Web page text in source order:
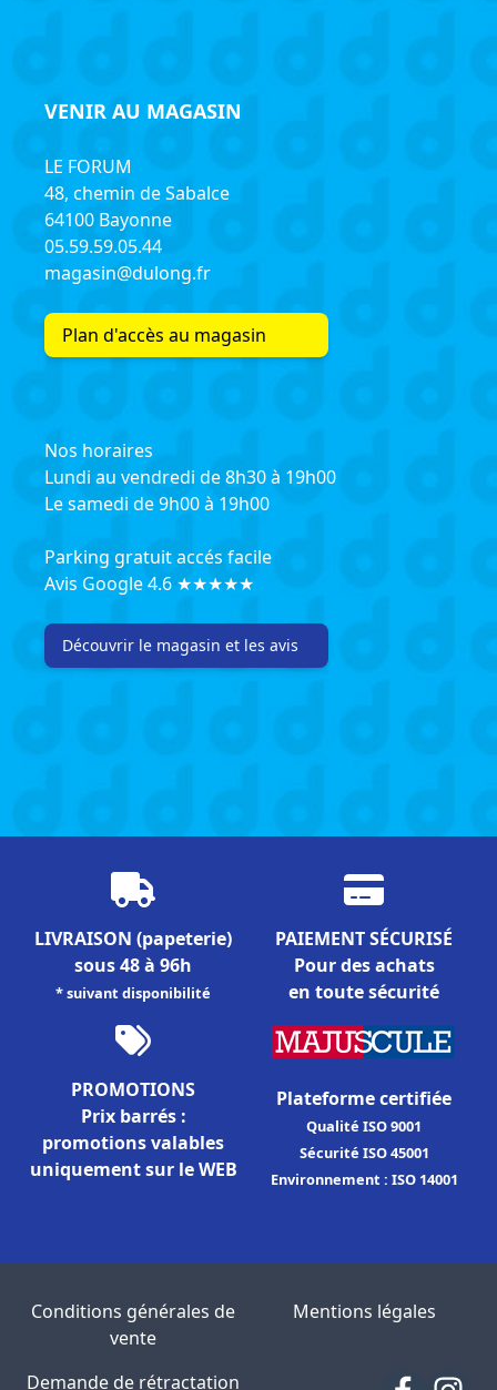
VENIR AU MAGASIN
LE FORUM
48, chemin de Sabalce
64100 Bayonne
05.59.59.05.44
magasin@dulong.fr
Plan d'accès au magasin
Nos horaires
Lundi au vendredi de 8h30 à 19h00
Le samedi de 9h00 à 19h00
Parking gratuit accés facile
Avis Google 4.6 ★★★★★
Découvrir le magasin et les avis
LIVRAISON (papeterie)
sous 48 à 96h
* suivant disponibilité
PAIEMENT SÉCURISÉ
Pour des achats
en toute sécurité
PROMOTIONS
Prix barrés :
promotions valables
uniquement sur le WEB
Plateforme certifiée
Qualité ISO 9001
Sécurité ISO 45001
Environnement : ISO 14001
Conditions générales de
vente
Mentions légales
Demande de rétractation